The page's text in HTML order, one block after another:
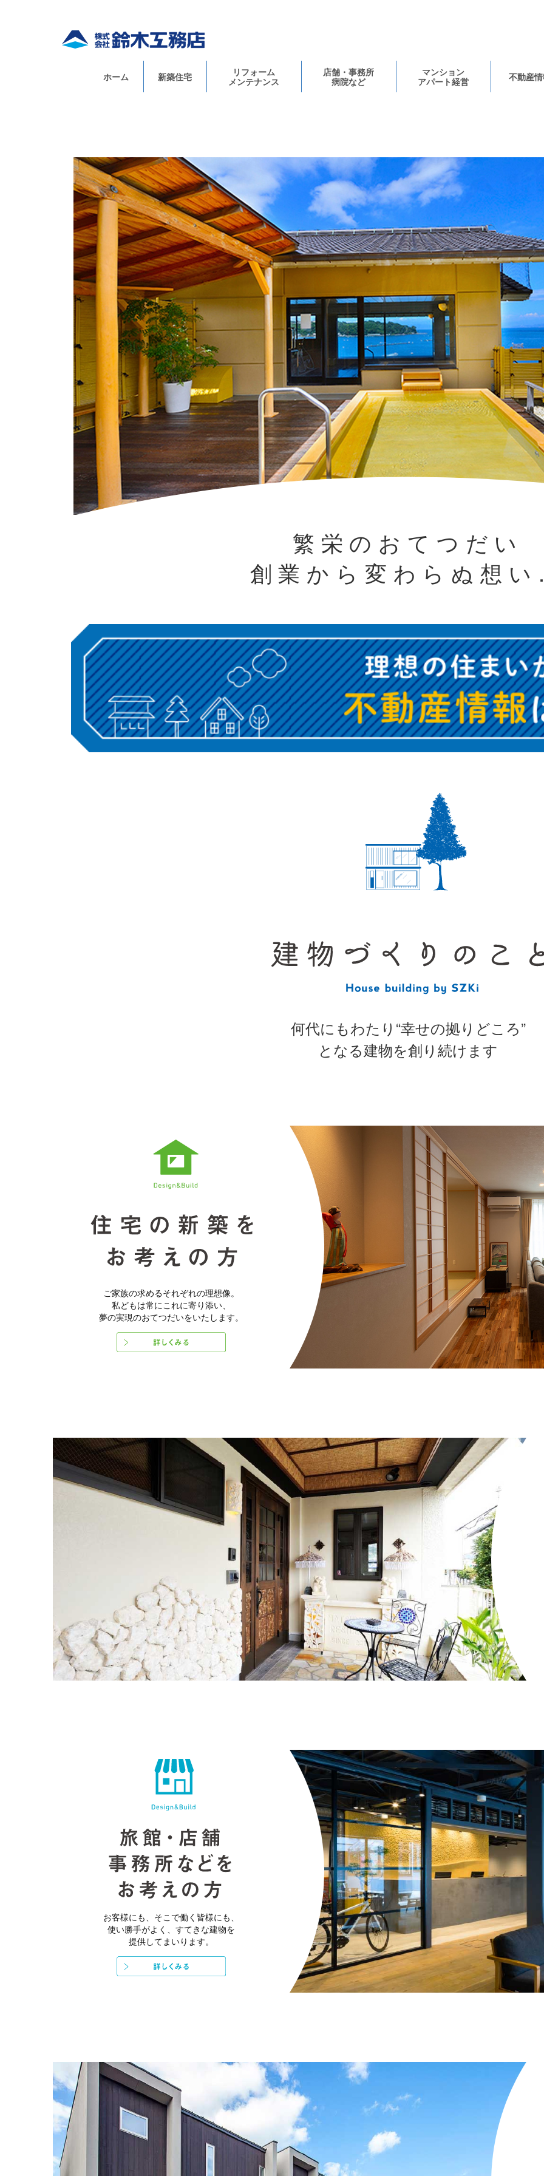
ホーム 新築住宅
リフォーム
メンテナンス
店舗・事務所
病院など
マンション
アパート経営
不動産
繁栄のおてつだい
創業から変わらぬ想
何代にもわたり“幸せの拠りどころ”
となる建物を創り続けます
ご家族の求めるそれぞれの理想像。
私どもは常にこれに寄り添い、
夢の実現のおてつだいをいたします。
お客様にも、そこで働く皆様にも、
使い勝手がよく、すてきな建物を
提供してまいります。